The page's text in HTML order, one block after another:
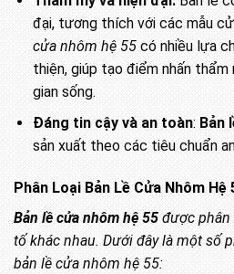
đại, tương thích với các mẫu
cửa nhôm hệ 55có nhiều lựa
thiện, giúp tạo điểm nhấn
gian sống.
Đáng tin cậy và an toàn:Bản
sản xuất theo các tiêu chuẩn
Phân Loại Bản Lề Cửa Nhôm Hệ
Bản lề cửa nhôm hệ 55 được phân
tố khác nhau. Dưới đây là một số
bản lề cửa nhôm hệ 55: